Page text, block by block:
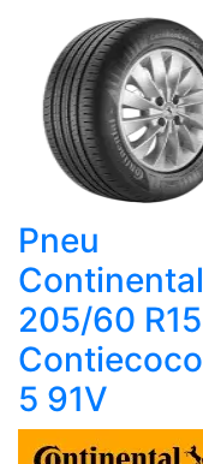
Pneu
Continental
205/60 R15
5 91V